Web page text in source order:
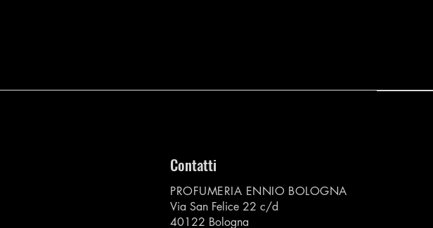
Contatti
PROFUMERIA ENNIO BOLOGNA
Via San Felice 22 c/d
40122 Bologna